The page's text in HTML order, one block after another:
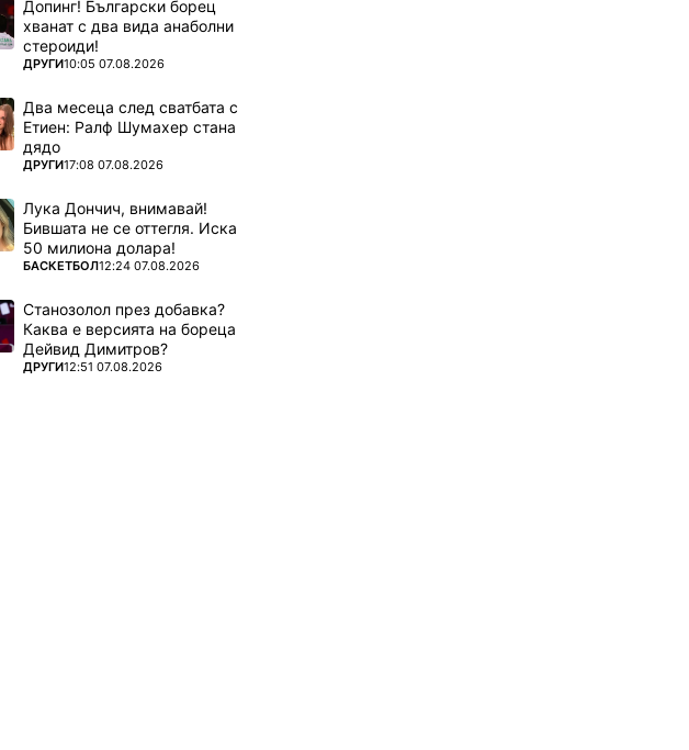
Допинг! Български борец
хванат с два вида анаболни
стероиди!
ПОВЕЧЕ ОТ
ДРУГИ10:05 07.08.2026
Два месеца след сватбата с
Етиен: Ралф Шумахер стана
дядо
ПОВЕЧЕ ОТ
ДРУГИ17:08 07.08.2026
Лука Дончич, внимавай!
Бившата не се оттегля. Иска
50 милиона долара!
ПОВЕЧЕ ОТ
БАСКЕТБОЛ12:24 07.08.2026
Станозолол през добавка?
Каква е версията на бореца
Дейвид Димитров?
ПОВЕЧЕ ОТ
ДРУГИ12:51 07.08.2026